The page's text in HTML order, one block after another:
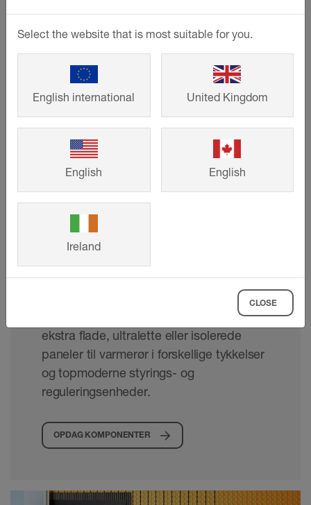
Komponenter til vandbaseret
gulvvarme
THERM gulvvarme giver dig en effektiv
systemvarmeteknologi, der kan tilpasses
perfekt til behovene i din ejendom: fra
ekstra flade, ultralette eller isolerede
paneler til varmerør i forskellige tykkelser
og topmoderne styrings- og
reguleringsenheder.
OPDAG KOMPONENTER
Select the website that is most suitable for you.
English international United Kingdom
English English
Ireland
CLOSE